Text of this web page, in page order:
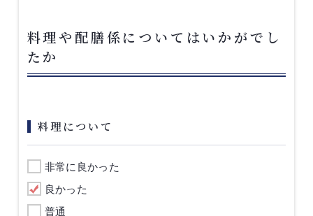
料理や配膳係についてはいかがでし
たか
料理について
非常に良かった
良かった
普通